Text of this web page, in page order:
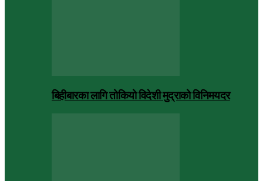
बिहीबारका लागि तोकियो विदेशी मुद्राको विनिमयदर